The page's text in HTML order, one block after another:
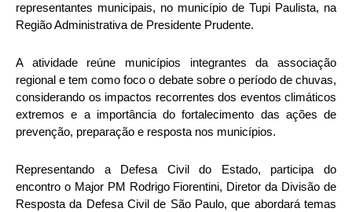
representantes municipais, no município de Tupi Paulista, na
Região Administrativa de Presidente Prudente.
A atividade reúne municípios integrantes da associação
regional e tem como foco o debate sobre o período de chuvas,
considerando os impactos recorrentes dos eventos climáticos
extremos e a importância do fortalecimento das ações de
prevenção, preparação e resposta nos municípios.
Representando a Defesa Civil do Estado, participa do
encontro o Major PM Rodrigo Fiorentini, Diretor da Divisão de
Resposta da Defesa Civil de São Paulo, que abordará temas